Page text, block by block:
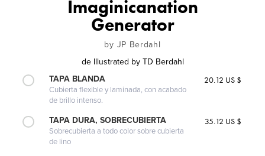
Imaginicanation
Generator
by JP Berdahl
de Illustrated by TD Berdahl
TAPA BLANDA
Cubierta flexible y laminada, con acabado
de brillo intenso.
20.12 US $
TAPA DURA, SOBRECUBIERTA
Sobrecubierta a todo color sobre cubierta
de lino
35.12 US $